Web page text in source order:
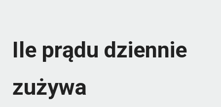
Ile prądu dziennie
zużywa